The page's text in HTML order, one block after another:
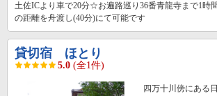
土佐ICより車で20分☆お遍路巡り36番青龍寺まで1
の距離を舟渡し(40分)にて可能です
貸切宿 ほとり
5.0 (全1件)
四万十川傍にある